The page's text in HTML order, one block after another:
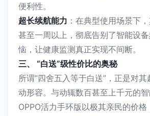
便利性。
超长续航能力 ：在典型使用场景下
甚至一周以上，彻底告别了智能设
恼，让健康监测真正实现不间断。
三、 “白送”级性价比的奥秘
所谓“四舍五入等于白送”，正是对
动形容。与动辄数百甚至上千元的智
OPPO活力手环版以极其亲民的价